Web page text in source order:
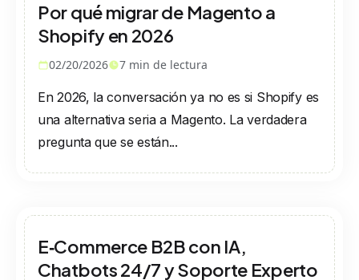
Por qué migrar de Magento a
Shopify en 2026
02/20/2026 7 min de lectura
En 2026, la conversación ya no es si Shopify es
una alternativa seria a Magento. La verdadera
pregunta que se están...
E‑Commerce B2B con IA,
Chatbots 24/7 y Soporte Experto